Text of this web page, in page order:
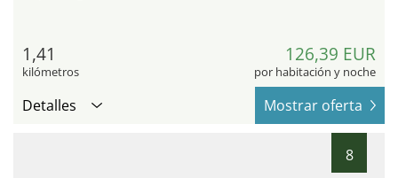
1,41
kilómetros
126,39 EUR
por habitación y noche
Detalles Mostrar oferta
8